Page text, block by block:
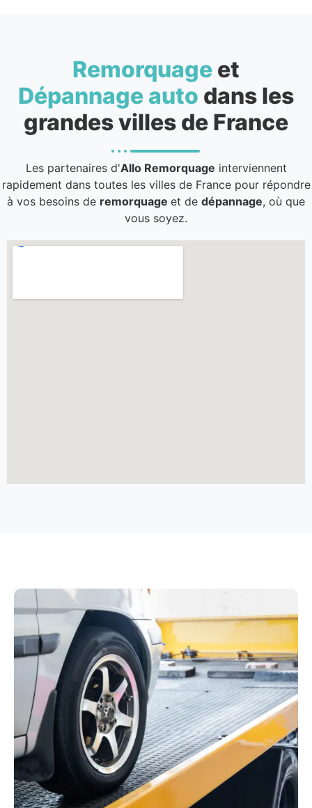
Remorquage et
Dépannage auto dans les
grandes villes de France
Les partenaires d'Allo Remorquage interviennent
rapidement dans toutes les villes de France pour répondre
à vos besoins de remorquage et de dépannage, où que
vous soyez.